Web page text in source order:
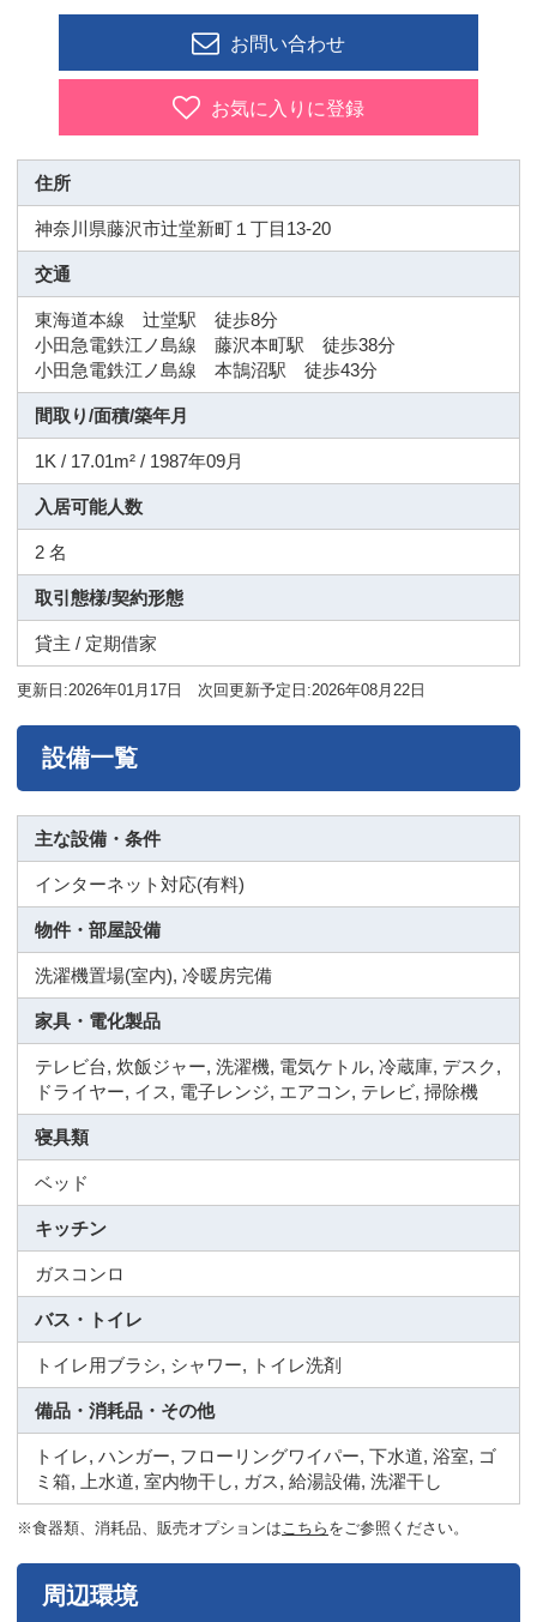
お問い合わせ
お気に入りに登録
住所
神奈川県藤沢市辻堂新町１丁目13-20
交通
東海道本線 辻堂駅 徒歩8分
小田急電鉄江ノ島線 藤沢本町駅 徒歩38分
小田急電鉄江ノ島線 本鵠沼駅 徒歩43分
間取り/面積/築年月
1K / 17.01m² / 1987年09月
入居可能人数
2 名
取引態様/契約形態
貸主 / 定期借家
更新日:2026年01月17日 次回更新予定日:2026年08月22日
設備一覧
主な設備・条件
インターネット対応(有料)
物件・部屋設備
洗濯機置場(室内), 冷暖房完備
家具・電化製品
テレビ台, 炊飯ジャー, 洗濯機, 電気ケトル, 冷蔵庫, デスク,
ドライヤー, イス, 電子レンジ, エアコン, テレビ, 掃除機
寝具類
ベッド
キッチン
ガスコンロ
バス・トイレ
トイレ用ブラシ, シャワー, トイレ洗剤
備品・消耗品・その他
トイレ, ハンガー, フローリングワイパー, 下水道, 浴室, ゴ
ミ箱, 上水道, 室内物干し, ガス, 給湯設備, 洗濯干し
※食器類、消耗品、販売オプションは こちら をご参照ください。
周辺環境